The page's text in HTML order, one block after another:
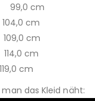
cm
cm
cm
cm
cm
das Kleid näht: